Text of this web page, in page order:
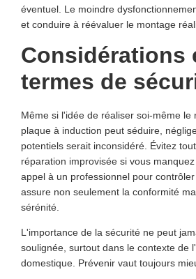
éventuel. Le moindre
et conduire à réévaluer le montage
Considérations
termes de
Même si l'idée de réaliser soi-même le
plaque à induction peut séduire,
potentiels serait inconsidéré. Évitez
réparation improvisée si vous
appel à un professionnel pour
assure non seulement la conformité
sérénité.
L'importance de la sécurité ne peut
soulignée, surtout dans le contexte de
domestique. Prévenir vaut toujours